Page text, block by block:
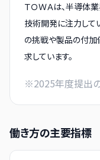
ＴＯＷＡは、半導体
技術開発に注力して
の挑戦や製品の付加
求しています。
※2025年度提出
働き方の主要指標